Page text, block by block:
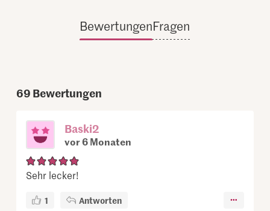
BewertungenFragen
69 Bewertungen
Baski2
vor 6 Monaten
Sehr lecker!
1 Antworten